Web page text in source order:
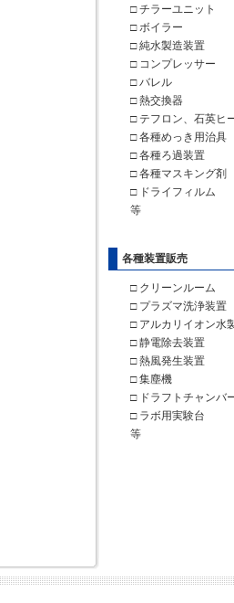
□ チラーユニット
□ ボイラー
□ 純水製造装置
□ コンプレッサー
□ バレル
□ 熱交換器
□ テフロン、石英ヒ
□ 各種めっき用治具
□ 各種ろ過装置
□ 各種マスキング剤
□ ドライフィルム
等
各種装置販売
□ クリーンルーム
□ プラズマ洗浄装置
□ アルカリイオン水
□ 静電除去装置
□ 熱風発生装置
□ 集塵機
□ ドラフトチャンバ
□ ラボ用実験台
等